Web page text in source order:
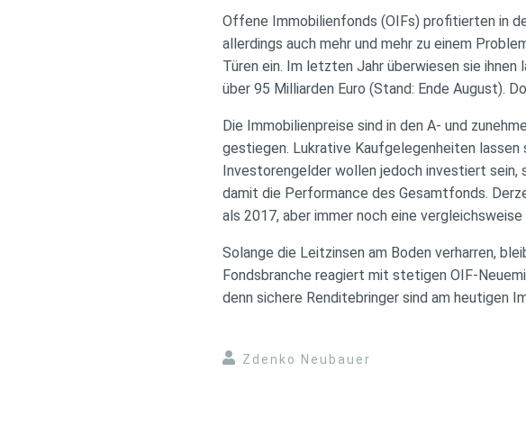
Offene Immobilienfonds (OIFs) profitierten in
allerdings auch mehr und mehr zu einem
Türen ein. Im letzten Jahr überwiesen sie ihnen
über 95 Milliarden Euro (Stand: Ende August).
Die Immobilienpreise sind in den A- und
gestiegen. Lukrative Kaufgelegenheiten
Investorengelder wollen jedoch investiert sein,
damit die Performance des Gesamtfonds.
als 2017, aber immer noch eine vergleichsweise
Solange die Leitzinsen am Boden verharren,
Fondsbranche reagiert mit stetigen OIF-
denn sichere Renditebringer sind am heutigen
Zdenko Neubauer